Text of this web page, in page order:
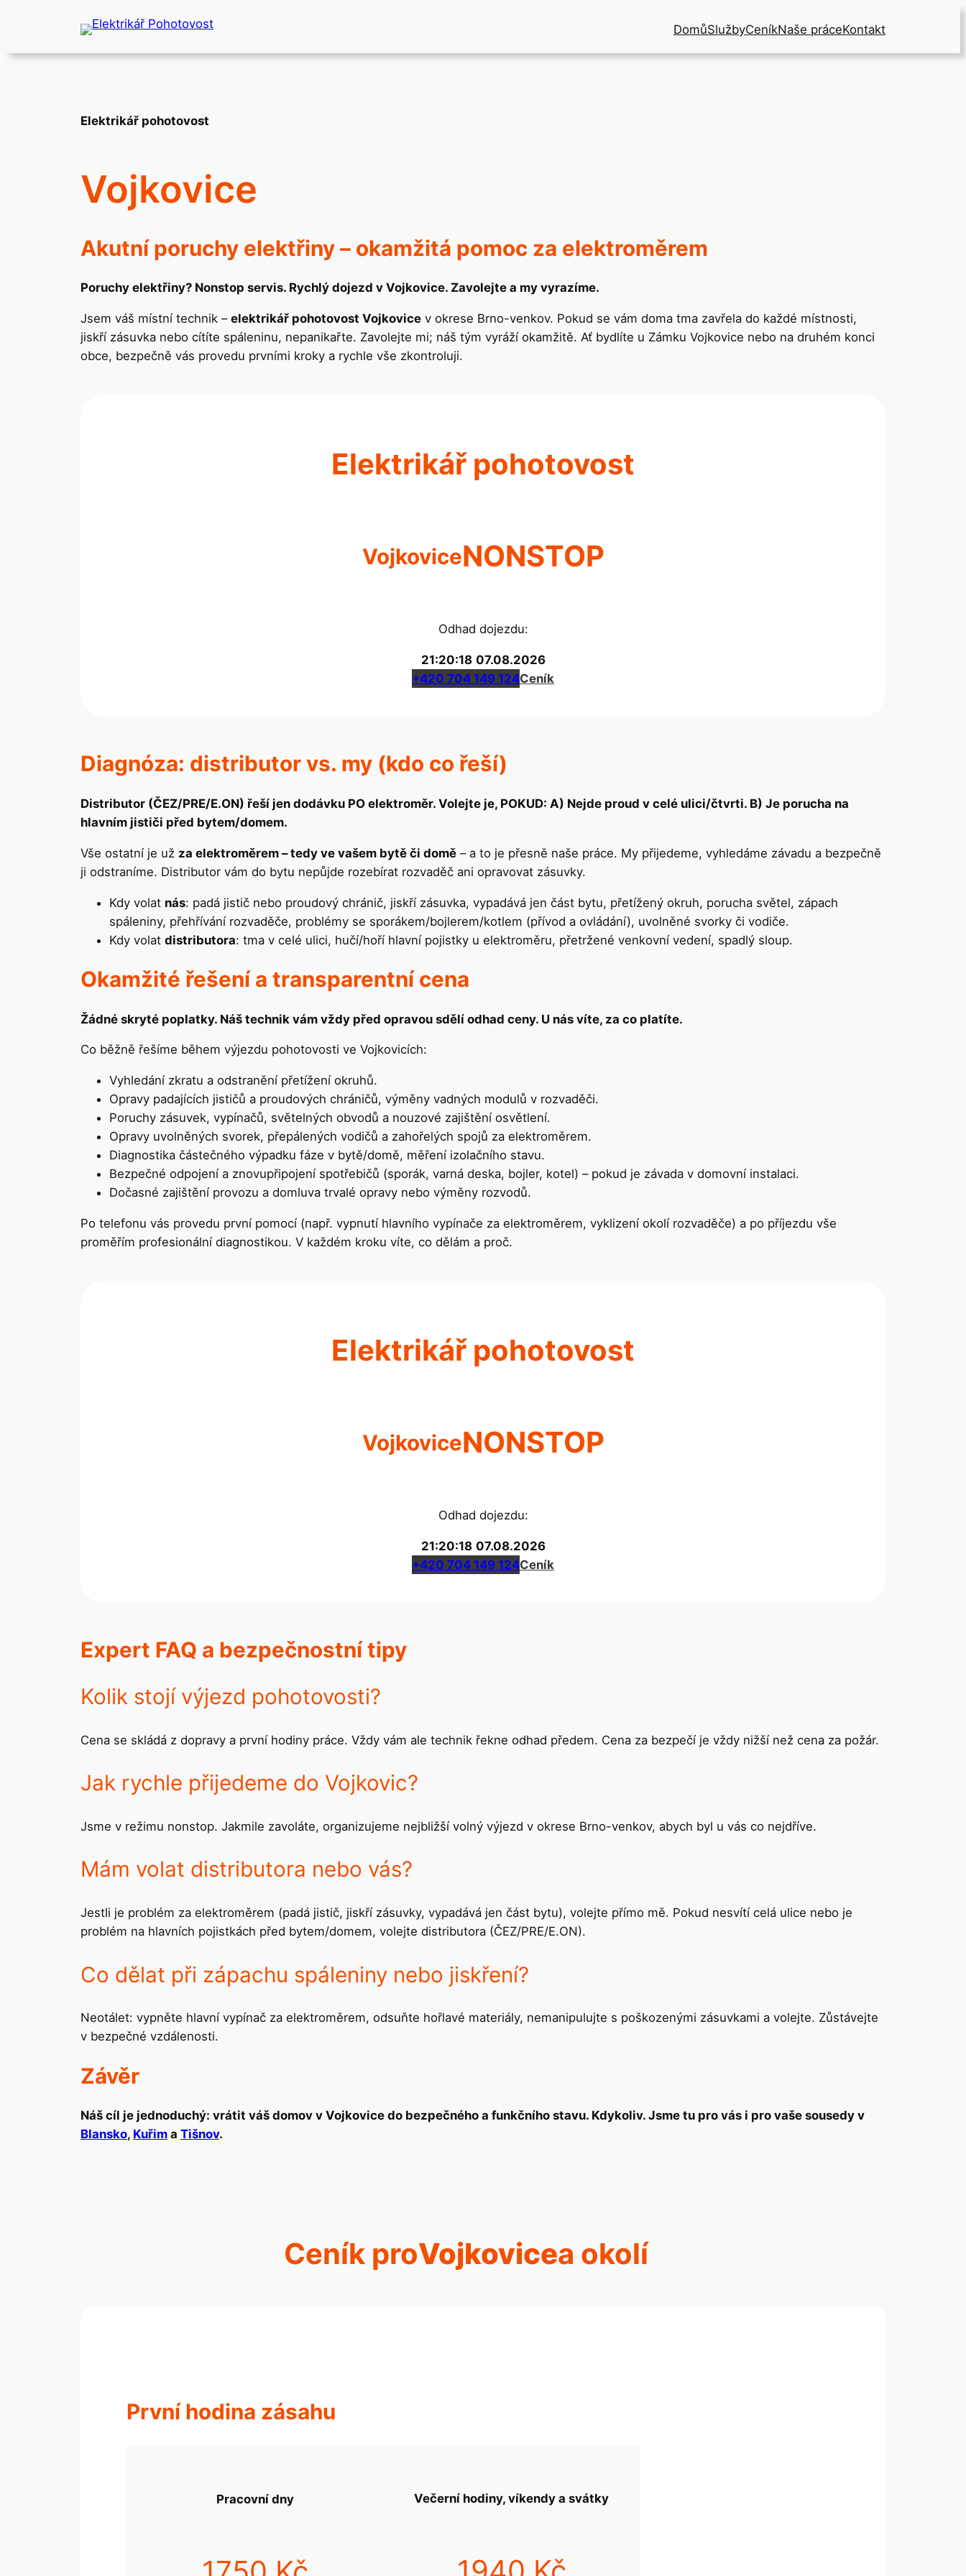
obsah
DomůSlužbyCeníkNaše práceKontakt
Elektrikář pohotovost
Vojkovice
Akutní poruchy elektřiny – okamžitá pomoc za elektroměrem
Poruchy elektřiny? Nonstop servis. Rychlý dojezd v Vojkovice. Zavolejte a my vyrazíme.
Jsem váš místní technik – elektrikář pohotovost Vojkovice v okrese Brno-venkov. Pokud se vám doma tma zavřela do každé místnosti,
jiskří zásuvka nebo cítíte spáleninu, nepanikařte. Zavolejte mi; náš tým vyráží okamžitě. Ať bydlíte u Zámku Vojkovice nebo na druhém konci
obce, bezpečně vás provedu prvními kroky a rychle vše zkontroluji.
Elektrikář pohotovost
VojkoviceNONSTOP
Odhad dojezdu:
21:20:18 07.08.2026
+420 704 149 124Ceník
Diagnóza: distributor vs. my (kdo co řeší)
Distributor (ČEZ/PRE/E.ON) řeší jen dodávku PO elektroměr. Volejte je, POKUD: A) Nejde proud v celé ulici/čtvrti. B) Je porucha na
hlavním jističi před bytem/domem.
Vše ostatní je už za elektroměrem – tedy ve vašem bytě či domě – a to je přesně naše práce. My přijedeme, vyhledáme závadu a bezpečně
ji odstraníme. Distributor vám do bytu nepůjde rozebírat rozvaděč ani opravovat zásuvky.
Kdy volat nás: padá jistič nebo proudový chránič, jiskří zásuvka, vypadává jen část bytu, přetížený okruh, porucha světel, zápach
spáleniny, přehřívání rozvaděče, problémy se sporákem/bojlerem/kotlem (přívod a ovládání), uvolněné svorky či vodiče.
Kdy volat distributora: tma v celé ulici, hučí/hoří hlavní pojistky u elektroměru, přetržené venkovní vedení, spadlý sloup.
Okamžité řešení a transparentní cena
Žádné skryté poplatky. Náš technik vám vždy před opravou sdělí odhad ceny. U nás víte, za co platíte.
Co běžně řešíme během výjezdu pohotovosti ve Vojkovicích:
Vyhledání zkratu a odstranění přetížení okruhů.
Opravy padajících jističů a proudových chráničů, výměny vadných modulů v rozvaděči.
Poruchy zásuvek, vypínačů, světelných obvodů a nouzové zajištění osvětlení.
Opravy uvolněných svorek, přepálených vodičů a zahořelých spojů za elektroměrem.
Diagnostika částečného výpadku fáze v bytě/domě, měření izolačního stavu.
Bezpečné odpojení a znovupřipojení spotřebičů (sporák, varná deska, bojler, kotel) – pokud je závada v domovní instalaci.
Dočasné zajištění provozu a domluva trvalé opravy nebo výměny rozvodů.
Po telefonu vás provedu první pomocí (např. vypnutí hlavního vypínače za elektroměrem, vyklizení okolí rozvaděče) a po příjezdu vše
proměřím profesionální diagnostikou. V každém kroku víte, co dělám a proč.
Elektrikář pohotovost
VojkoviceNONSTOP
Odhad dojezdu:
21:20:18 07.08.2026
+420 704 149 124Ceník
Expert FAQ a bezpečnostní tipy
Kolik stojí výjezd pohotovosti?
Cena se skládá z dopravy a první hodiny práce. Vždy vám ale technik řekne odhad předem. Cena za bezpečí je vždy nižší než cena za požár.
Jak rychle přijedeme do Vojkovic?
Jsme v režimu nonstop. Jakmile zavoláte, organizujeme nejbližší volný výjezd v okrese Brno-venkov, abych byl u vás co nejdříve.
Mám volat distributora nebo vás?
Jestli je problém za elektroměrem (padá jistič, jiskří zásuvky, vypadává jen část bytu), volejte přímo mě. Pokud nesvítí celá ulice nebo je
problém na hlavních pojistkách před bytem/domem, volejte distributora (ČEZ/PRE/E.ON).
Co dělat při zápachu spáleniny nebo jiskření?
Neotálet: vypněte hlavní vypínač za elektroměrem, odsuňte hořlavé materiály, nemanipulujte s poškozenými zásuvkami a volejte. Zůstávejte
v bezpečné vzdálenosti.
Závěr
Náš cíl je jednoduchý: vrátit váš domov v Vojkovice do bezpečného a funkčního stavu. Kdykoliv. Jsme tu pro vás i pro vaše sousedy v
Blansko, Kuřim a Tišnov.
Ceník proVojkovicea okolí
První hodina zásahu
Pracovní dny Večerní hodiny, víkendy a svátky